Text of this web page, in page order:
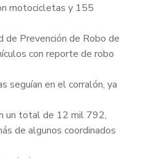
motocicletas y 155
de Prevención de Robo de
con reporte de robo
en el corralón, ya
un total de 12 mil 792,
de algunos coordinados